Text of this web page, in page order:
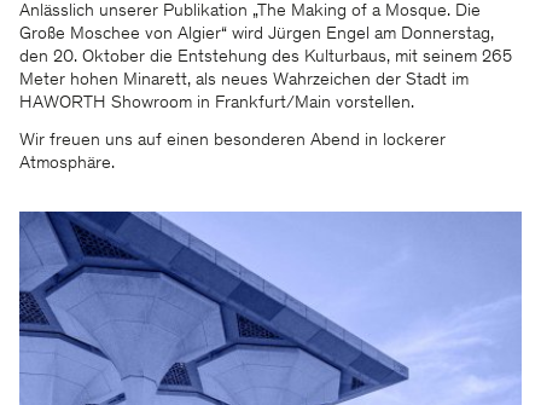
Anlässlich unserer Publikation „The Making of a Mosque. Die
Große Moschee von Algier“ wird Jürgen Engel am Donnerstag,
den 20. Oktober die Entstehung des Kulturbaus, mit seinem 265
Meter hohen Minarett, als neues Wahrzeichen der Stadt im
HAWORTH Showroom in Frankfurt/Main vorstellen.
Wir freuen uns auf einen besonderen Abend in lockerer
Atmosphäre.